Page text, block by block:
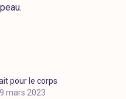
pour le corps
mars 2023